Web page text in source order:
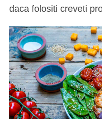
daca folositi creveti